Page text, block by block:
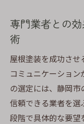
専門業者との
術
屋根塗装を成功さ
コミュニケーショ
の選定には、静岡
信頼できる業者を選
段階で具体的な要